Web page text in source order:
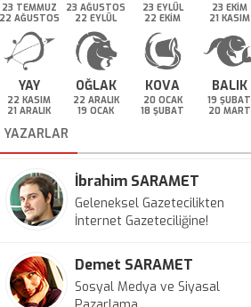
23 TEMMUZ
22 AĞUSTOS
23 AĞUSTOS
22 EYLÜL
23 EYLÜL
22 EKİM
23 EKİM
21 KASIM
YAY
22 KASIM
21 ARALIK
OĞLAK
22 ARALIK
19 OCAK
KOVA
20 OCAK
18 ŞUBAT
BALIK
19 ŞUBAT
20 MART
YAZARLAR
İbrahim SARAMET
Geleneksel Gazetecilikten
İnternet Gazeteciliğine!
Demet SARAMET
Sosyal Medya ve Siyasal